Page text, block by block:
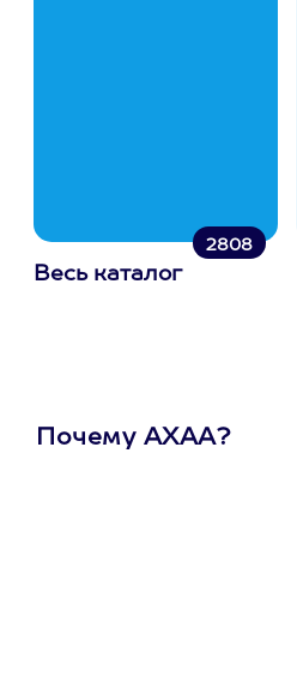
2808
Весь каталог
Почему АХАА?